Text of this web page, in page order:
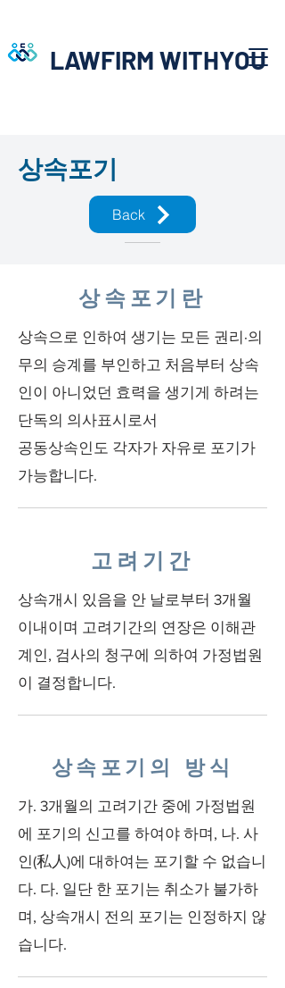
LAWFIRM WITHYOU
상속포기
Back
상속포기란
상속으로 인하여 생기는 모든 권리·의
무의 승계를 부인하고 처음부터 상속
인이 아니었던 효력을 생기게 하려는
단독의 의사표시로서
공동상속인도 각자가 자유로 포기가
가능합니다.
고려기간
상속개시 있음을 안 날로부터 3개월
이내이며 고려기간의 연장은 이해관
계인, 검사의 청구에 의하여 가정법원
이 결정합니다.
상속포기의 방식
가. 3개월의 고려기간 중에 가정법원
에 포기의 신고를 하여야 하며, 나. 사
인(私人)에 대하여는 포기할 수 없습니
다. 다. 일단 한 포기는 취소가 불가하
며, 상속개시 전의 포기는 인정하지 않
습니다.